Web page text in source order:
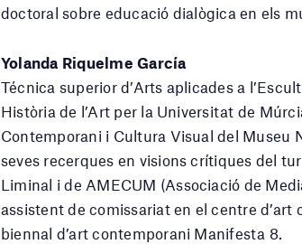
doctoral sobre educació dialògica en els
Yolanda Riquelme García
Técnica superior d’Arts aplicades a
Història de l’Art per la Universitat de
Contemporani i Cultura Visual del Museu
seves recerques en visions crítiques del
Liminal i de AMECUM (Associació de
assistent de comissariat en el centre
biennal d’art contemporani Manifesta 8.